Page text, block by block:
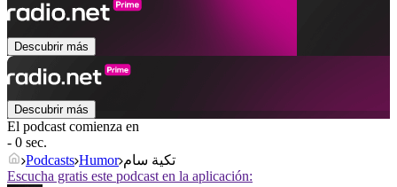
Descubrir más
Descubrir más
El podcast comienza en
- 0 sec.
Podcasts Humor تكية سام
Escucha gratis este podcast en la aplicación: